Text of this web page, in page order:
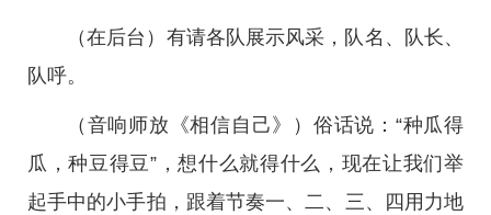
（在后台）有请各队展示风采，队名、队长、
队呼。
（音响师放《相信自己》）俗话说：“种瓜得
瓜，种豆得豆”，想什么就得什么，现在让我们举
起手中的小手拍，跟着节奏一、二、三、四用力地